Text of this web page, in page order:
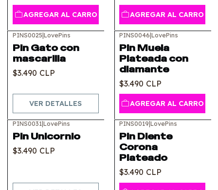
AGREGAR AL CARRO AGREGAR AL CARRO
PINS0025|LovePins
Pin Gato con
mascarilla
$3.490 CLP
VER DETALLES
PINS0046|LovePins
Pin Muela
Plateada con
diamante
$3.490 CLP
AGREGAR AL CARRO
PINS0031|LovePins
Pin Unicornio
$3.490 CLP
PINS0019|LovePins
Pin Diente
Corona
Plateado
$3.490 CLP